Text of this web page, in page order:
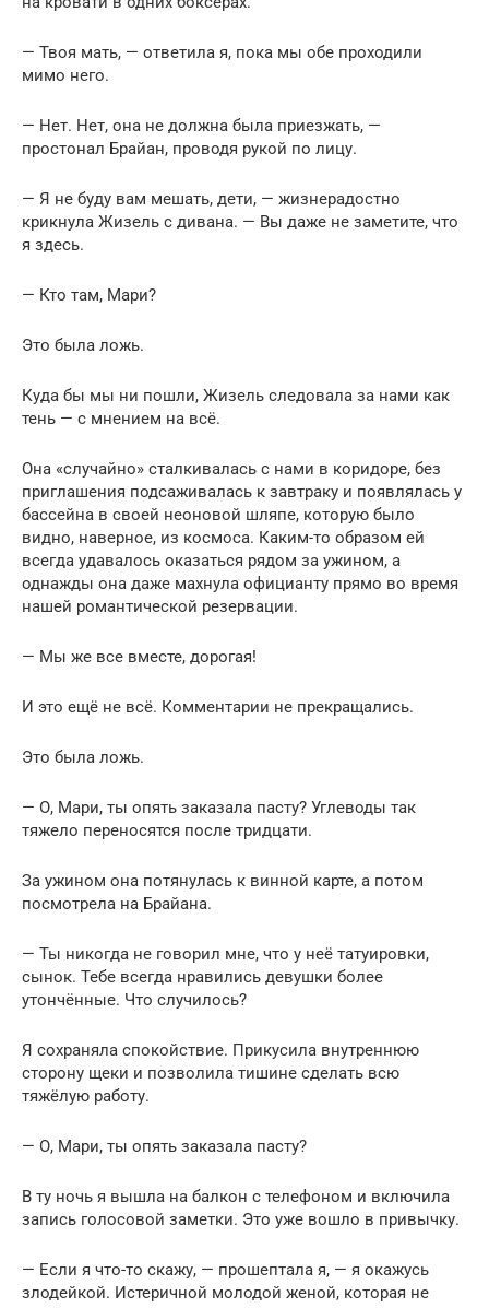
— Твоя мать, — ответила я, пока мы обе проходили
мимо него.
— Нет. Нет, она не должна была приезжать, —
простонал Брайан, проводя рукой по лицу.
— Я не буду вам мешать, дети, — жизнерадостно
крикнула Жизель с дивана. — Вы даже не заметите, что
я здесь.
— Кто там, Мари?
Это была ложь.
Куда бы мы ни пошли, Жизель следовала за нами как
тень — с мнением на всё.
Она «случайно» сталкивалась с нами в коридоре, без
приглашения подсаживалась к завтраку и появлялась у
бассейна в своей неоновой шляпе, которую было
видно, наверное, из космоса. Каким-то образом ей
всегда удавалось оказаться рядом за ужином, а
однажды она даже махнула официанту прямо во время
нашей романтической резервации.
— Мы же все вместе, дорогая!
И это ещё не всё. Комментарии не прекращались.
Это была ложь.
— О, Мари, ты опять заказала пасту? Углеводы так
тяжело переносятся после тридцати.
За ужином она потянулась к винной карте, а потом
посмотрела на Брайана.
— Ты никогда не говорил мне, что у неё татуировки,
сынок. Тебе всегда нравились девушки более
утончённые. Что случилось?
Я сохраняла спокойствие. Прикусила внутреннюю
сторону щеки и позволила тишине сделать всю
тяжёлую работу.
— О, Мари, ты опять заказала пасту?
В ту ночь я вышла на балкон с телефоном и включила
запись голосовой заметки. Это уже вошло в привычку.
— Если я что-то скажу, — прошептала я, — я окажусь
злодейкой. Истеричной молодой женой, которая не